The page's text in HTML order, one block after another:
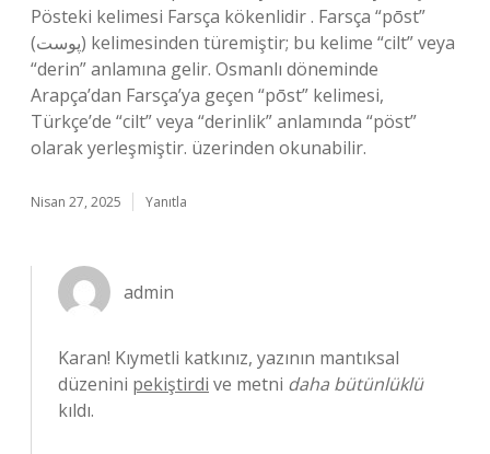
Pösteki kelimesi Farsça kökenlidir . Farsça “pōst”
(پوست) kelimesinden türemiştir; bu kelime “cilt” veya
“derin” anlamına gelir. Osmanlı döneminde
Arapça’dan Farsça’ya geçen “pōst” kelimesi,
Türkçe’de “cilt” veya “derinlik” anlamında “pöst”
olarak yerleşmiştir. üzerinden okunabilir.
Nisan 27, 2025 Yanıtla
admin
Karan! Kıymetli katkınız, yazının mantıksal
düzenini pekiştirdi ve metni daha bütünlüklü
kıldı.